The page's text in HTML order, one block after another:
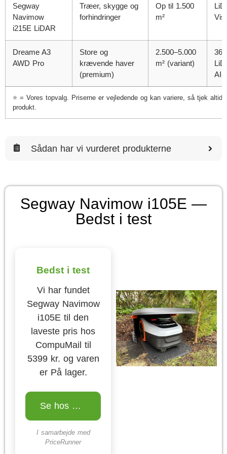
Segway
Navimow
i215E LiDAR
Træer, skygge og
forhindringer
Op til 1.500
m²
Dreame A3
AWD Pro
Store og
krævende haver
(premium)
2.500–5.000
m² (variant)
AI-
⭐ = Vores topvalg. Priserne er vejledende og kan variere, så tjek
produkt.
Sådan har vi vurderet produkterne
Segway Navimow i105E —
Bedst i test
Bedst i test
Vi har fundet
Segway Navimow
i105E til den
laveste pris hos
CompuMail til
5399 kr. og varen
er På lager.
Se hos CompuMail
I samarbejde med
PriceRunner